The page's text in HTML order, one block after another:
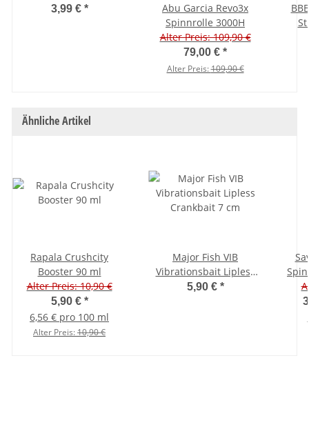
3,99 € *
Abu Garcia Revo3x
Spinnrolle 3000H
Alter Preis: 109,90 €
79,00 € *
Alter Preis:109,90 €
Ähnliche Artikel
Rapala Crushcity
Booster 90 ml
Alter Preis: 10,90 €
5,90 € *
6,56 € pro 100 ml
Alter Preis:10,90 €
Major Fish VIB
Vibrationsbait Lipless
Crankbait 7 cm
5,90 € *